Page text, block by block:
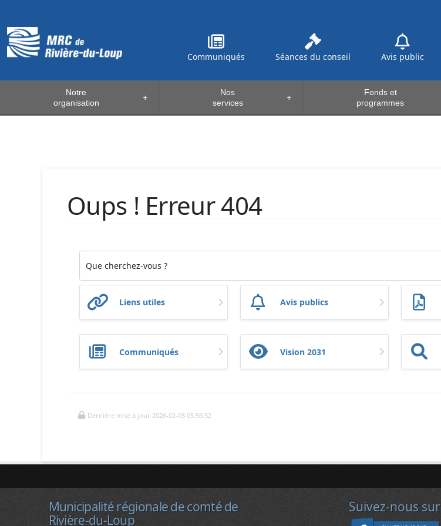
Communiqués Séances du conseil Avis public
+
Notre
organisation
+
Nos
services
Fonds et
programmes
Oups ! Erreur 404
Que cherchez-vous ?
Liens utiles Avis publics
Communiqués Vision 2031
Dernière mise à jour 2026-02-05 05:56:52
Municipalité régionale de comté de
Rivière-du-Loup
Suivez-nous sur